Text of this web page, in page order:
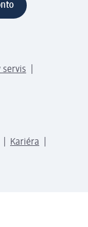
servis
Kariéra